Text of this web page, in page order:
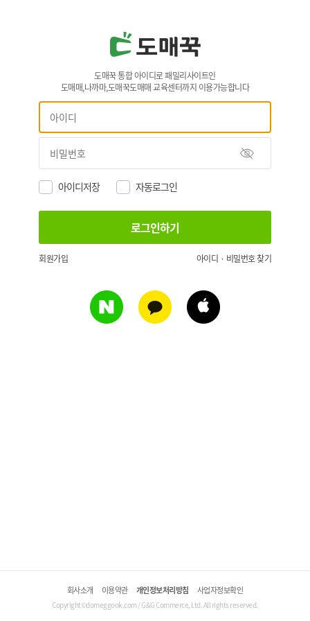
도매꾹 통합 아이디로 패밀리사이트인
도매매,나까마,도매꾹도매매 교육센터까지 이용가능합니다
아이디저장 자동로그인
회원가입 아이디 · 비밀번호 찾기
회사소개 이용약관 개인정보처리방침 사업자정보확인
Copyright©domeggook.com / G&G Commerce, Ltd. All rights reserved.